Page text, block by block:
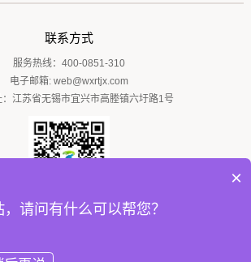
联系方式
服务热线： 400-0851-310
电子邮箱: web@wxrtjx.com
：江苏省无锡市宜兴市高塍镇六圩路1号
( 微信扫一扫 )
×
请问有什么可以帮您？